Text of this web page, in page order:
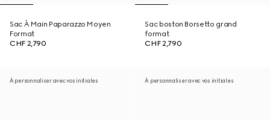
Sac À Main Paparazzo Moyen
Format
CHF 2,790
Sac boston Borsetto grand
format
CHF 2,790
À personnaliser avec vos initiales À personnaliser avec vos initiales